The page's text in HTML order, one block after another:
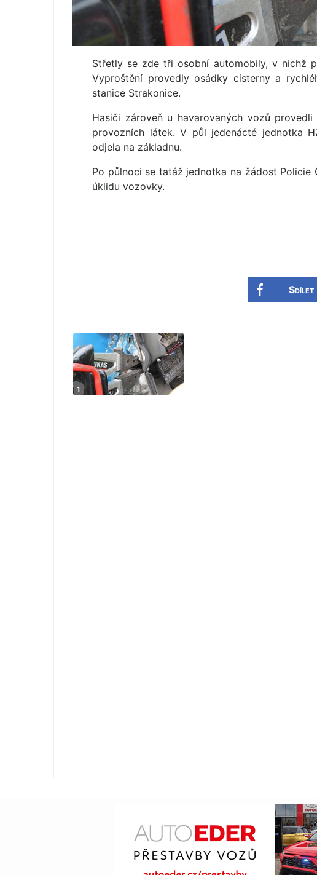
Střetly se zde tři osobní automobily, v nichž
Vyproštění provedly osádky cisterny a
stanice Strakonice.
Hasiči zároveň u havarovaných vozů
provozních látek. V půl jedenácté jednotka
odjela na základnu.
Po půlnoci se tatáž jednotka na žádost
úklidu vozovky.
Sdílet